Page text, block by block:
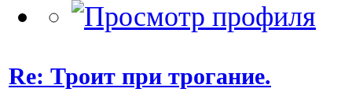
Re: Троит при трогание.